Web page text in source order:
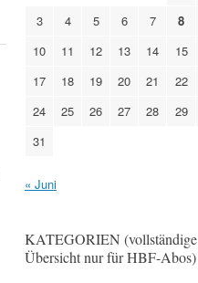
3
4 5 6 7 8
10
11 12 13 14 15
17
18 19 20 21 22
24
25 26 27 28 29
31
« Juni
KATEGORIEN (vollständige
Übersicht nur für HBF-Abos)